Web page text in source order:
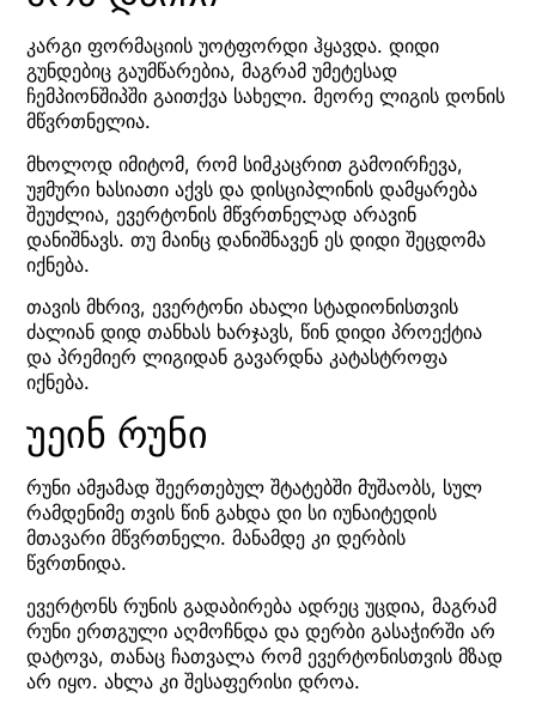
კარგი ფორმაციის უოტფორდი ჰყავდა. დიდი
გუნდებიც გაუმწარებია, მაგრამ უმეტესად
ჩემპიონშიპში გაითქვა სახელი. მეორე ლიგის დონის
მწვრთნელია.
მხოლოდ იმიტომ, რომ სიმკაცრით გამოირჩევა,
უჟმური ხასიათი აქვს და დისციპლინის დამყარება
შეუძლია, ევერტონის მწვრთნელად არავინ
დანიშნავს. თუ მაინც დანიშნავენ ეს დიდი შეცდომა
იქნება.
თავის მხრივ, ევერტონი ახალი სტადიონისთვის
ძალიან დიდ თანხას ხარჯავს, წინ დიდი პროექტია
და პრემიერ ლიგიდან გავარდნა კატასტროფა
იქნება.
უეინ რუნი
რუნი ამჟამად შეერთებულ შტატებში მუშაობს, სულ
რამდენიმე თვის წინ გახდა დი სი იუნაიტედის
მთავარი მწვრთნელი. მანამდე კი დერბის
წვრთნიდა.
ევერტონს რუნის გადაბირება ადრეც უცდია, მაგრამ
რუნი ერთგული აღმოჩნდა და დერბი გასაჭირში არ
დატოვა, თანაც ჩათვალა რომ ევერტონისთვის მზად
არ იყო. ახლა კი შესაფერისი დროა.